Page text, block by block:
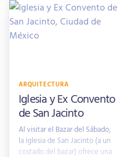
ARQUITECTURA
Iglesia y Ex Convento
de San Jacinto
Al visitar el Bazar del Sábado,
la Iglesia de San Jacinto (a un
costado del bazar) ofrece una